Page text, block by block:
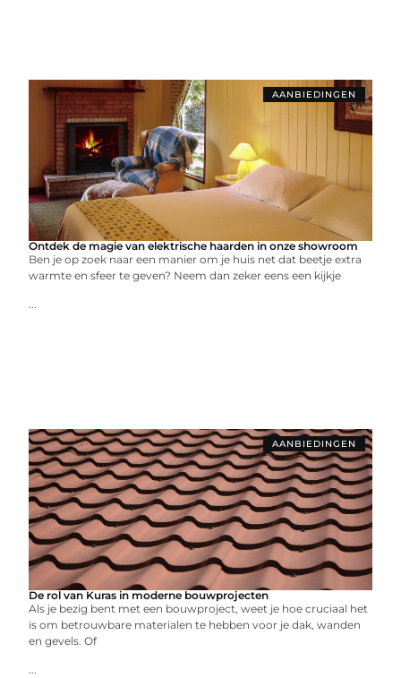
AANBIEDINGEN
Ontdek de magie van elektrische haarden in onze showroom
Ben je op zoek naar een manier om je huis net dat beetje extra
warmte en sfeer te geven? Neem dan zeker eens een kijkje
...
AANBIEDINGEN
De rol van Kuras in moderne bouwprojecten
Als je bezig bent met een bouwproject, weet je hoe cruciaal het
is om betrouwbare materialen te hebben voor je dak, wanden
en gevels. Of
...